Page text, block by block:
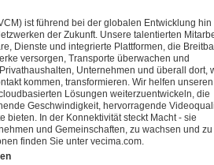
ist führend bei der globalen Entwicklung hin
der Zukunft. Unsere talentierten
Dienste und integrierte Plattformen, die
versorgen, Transporte überwachen und
Unternehmen und überall dort,
kommen, transformieren. Wir helfen unseren
Lösungen weiterzuentwickeln, die
Geschwindigkeit, hervorragende
bieten. In der Konnektivität steckt Macht - sie
und Gemeinschaften, zu wachsen und zu
finden Sie unter vecima.com.